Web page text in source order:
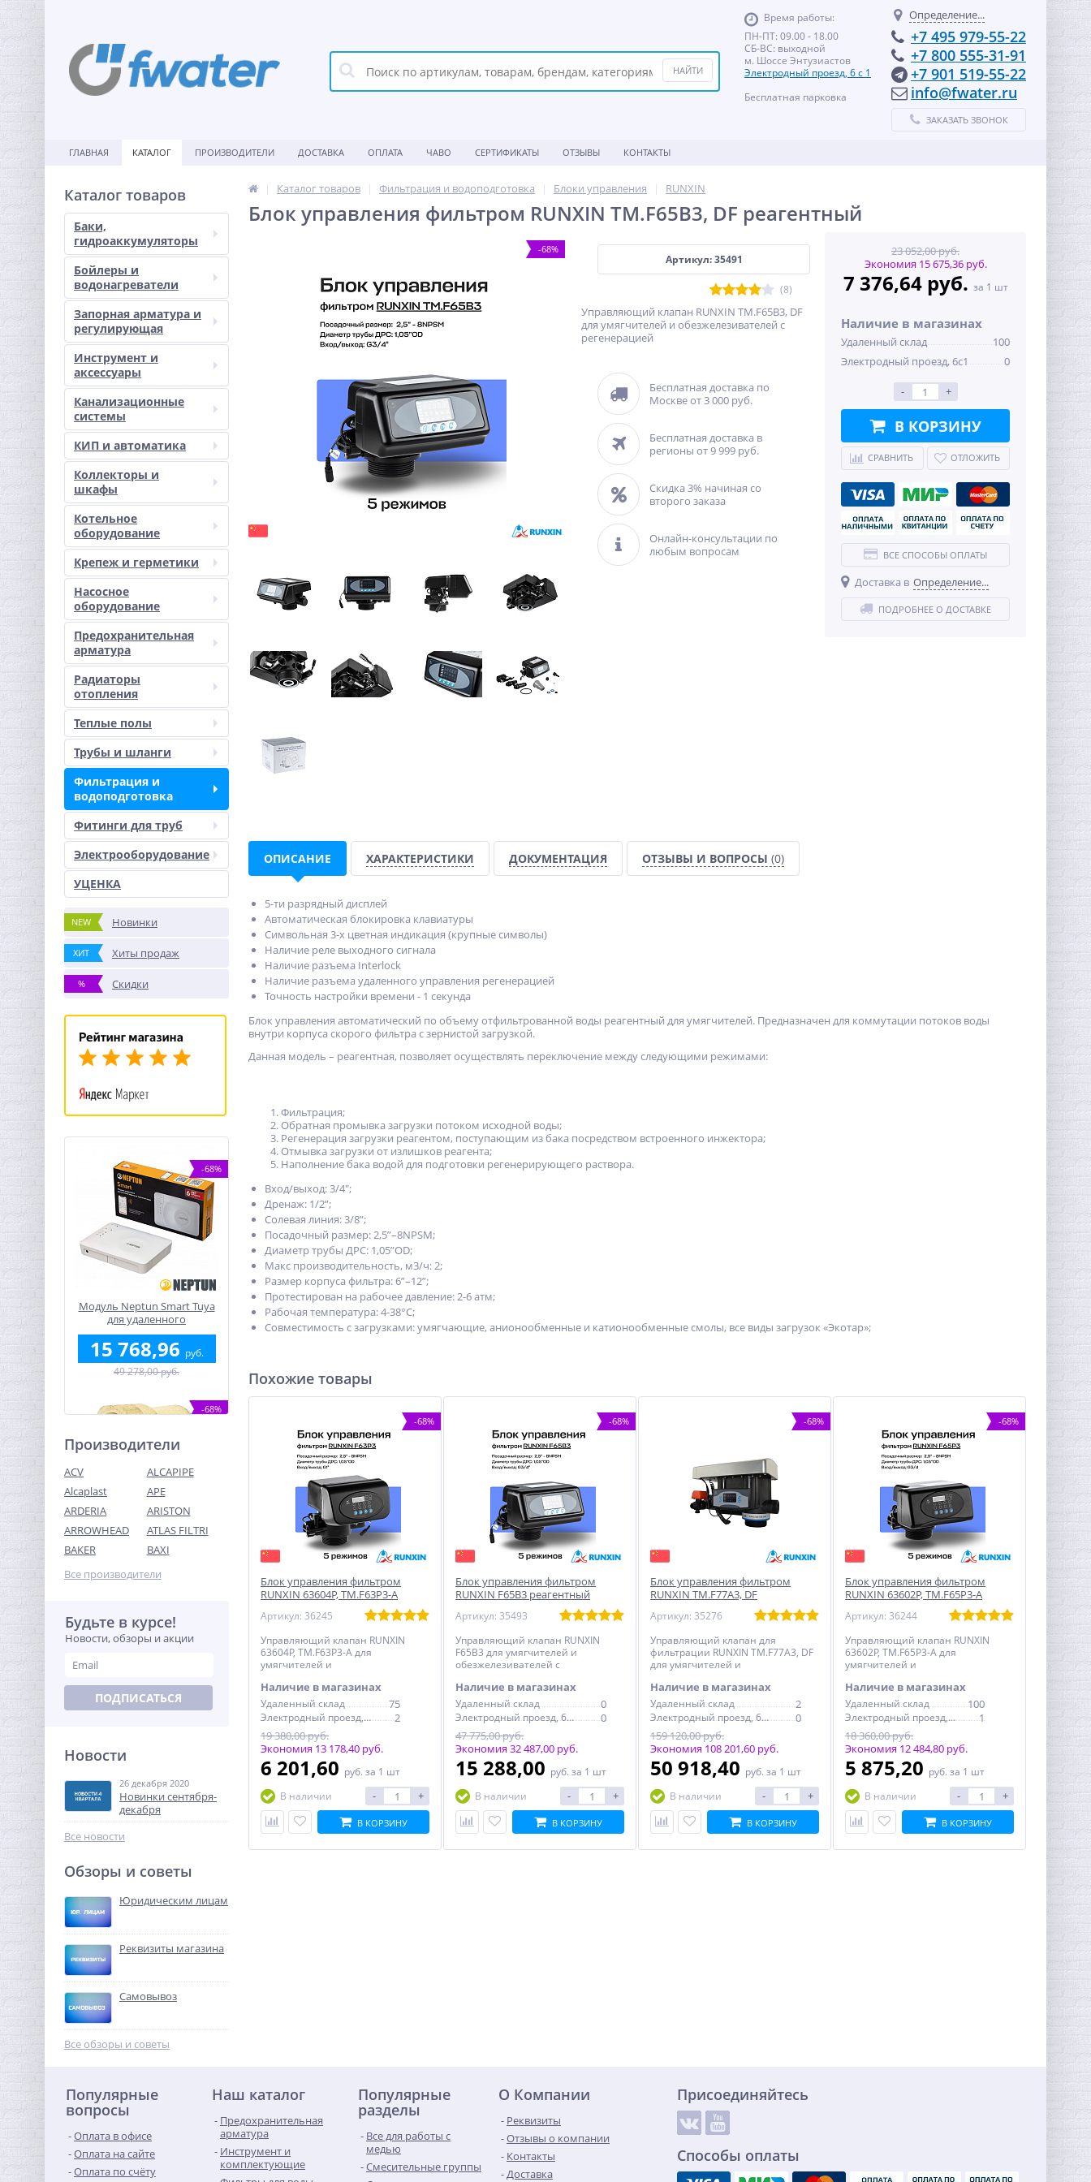
Время работы:
ПН-ПТ: 09.00 - 18.00
СБ-ВС: выходной
м. Шоссе Энтузиастов
Электродный проезд, 6 с 1
Бесплатная парковка
Определение...
+7 495 979-55-22
+7 800 555-31-91
+7 901 519-55-22
info@fwater.ru
ЗАКАЗАТЬ ЗВОНОК
ГЛАВНАЯ КАТАЛОГ ПРОИЗВОДИТЕЛИ ДОСТАВКА ОПЛАТА ЧАВО СЕРТИФИКАТЫ ОТЗЫВЫ КОНТАКТЫ
Каталог товаров
Баки,
гидроаккумуляторы
Бойлеры и
водонагреватели
Запорная арматура и
регулирующая
Инструмент и
аксессуары
Канализационные
системы
КИП и автоматика
Коллекторы и
шкафы
Котельное
оборудование
Крепеж и герметики
Насосное
оборудование
Предохранительная
арматура
Радиаторы
отопления
Теплые полы
Трубы и шланги
Фильтрация и
водоподготовка
Фитинги для труб
Электрооборудование
УЦЕНКА
NEW Новинки
ХИТ Хиты продаж
% Скидки
-68%
Модуль Neptun Smart Tuya
для удаленного
управления
15 768,96 руб.
49 278,00 руб.
-68%
Муфта редукция 1"1/4 x
3/4" (ВР) латунь UNI-FITT
440,32
Модуль расширения
Neptun Smart счетчики
воды
1 094,08
Система контроля
протечек Neptun Profi 3/4"
24 900,00 руб.
-68%
Производители
ACV
ALCAPIPE
Alcaplast
APE
ARDERIA
ARISTON
ARROWHEAD
ATLAS FILTRI
BAKER
BAXI
Все производители
Будьте в курсе!
Новости, обзоры и акции
ПОДПИСАТЬСЯ
Новости
26 декабря 2020
Новинки сентября-
декабря
Все новости
Обзоры и советы
Юридическим лицам
Реквизиты магазина
Самовывоз
Все обзоры и советы
Каталог товаров Фильтрация и водоподготовка Блоки управления RUNXIN
Блок управления фильтром RUNXIN TM.F65B3, DF реагентный
-68%
Артикул: 35491
(8)
Управляющий клапан RUNXIN TM.F65B3, DF
для умягчителей и обезжелезивателей с
регенерацией
Бесплатная доставка по
Москве от 3 000 руб.
Бесплатная доставка в
регионы от 9 999 руб.
Скидка 3% начиная со
второго заказа
Онлайн-консультации по
любым вопросам
23 052,00 руб.
Экономия 15 675,36 руб.
7 376,64 руб. за 1 шт
Наличие в магазинах
Удаленный склад
100
Электродный проезд, 6с1
0
- +
В КОРЗИНУ
СРАВНИТЬ ОТЛОЖИТЬ
ВСЕ СПОСОБЫ ОПЛАТЫ
Доставка в Определение...
ПОДРОБНЕЕ О ДОСТАВКЕ
ОПИСАНИЕ ХАРАКТЕРИСТИКИ ДОКУМЕНТАЦИЯ ОТЗЫВЫ И ВОПРОСЫ (0)
5-ти разрядный дисплей
Автоматическая блокировка клавиатуры
Символьная 3-х цветная индикация (крупные символы)
Наличие реле выходного сигнала
Наличие разъема Interlock
Наличие разъема удаленного управления регенерацией
Точность настройки времени - 1 секунда
Блок управления автоматический по объему отфильтрованной воды реагентный для умягчителей. Предназначен для коммутации потоков воды
внутри корпуса скорого фильтра с зернистой загрузкой.
Данная модель – реагентная, позволяет осуществлять переключение между следующими режимами:
Фильтрация;
Обратная промывка загрузки потоком исходной воды;
Регенерация загрузки реагентом, поступающим из бака посредством встроенного инжектора;
Отмывка загрузки от излишков реагента;
Наполнение бака водой для подготовки регенерирующего раствора.
Вход/выход: 3/4";
Дренаж: 1/2”;
Солевая линия: 3/8”;
Посадочный размер: 2,5”–8NPSM;
Диаметр трубы ДРС: 1,05”OD;
Макс производительность, м3/ч: 2;
Размер корпуса фильтра: 6”–12”;
Протестирован на рабочее давление: 2-6 атм;
Рабочая температура: 4-38°С;
Совместимость с загрузками: умягчающие, анионообменные и катионообменные смолы, все виды загрузок «Экотар»;
Похожие товары
-68%
Блок управления фильтром
RUNXIN 63604P, TM.F63P3-A
Артикул: 36245
Управляющий клапан RUNXIN
63604P, TM.F63P3-A для
умягчителей и
регенерацией
Наличие в магазинах
Удаленный склад 75
Электродный проезд, 6с1
2
19 380,00 руб.
Экономия 13 178,40 руб.
6 201,60 руб. за 1 шт
В наличии
- +
В КОРЗИНУ
-68%
Блок управления фильтром
RUNXIN F65B3 реагентный
Артикул: 35493
Управляющий клапан RUNXIN
F65B3 для умягчителей и
обезжелезивателей с
Наличие в магазинах
Удаленный склад 0
Электродный проезд, 6с1
0
47 775,00 руб.
Экономия 32 487,00 руб.
15 288,00 руб. за 1 шт
В наличии
- +
В КОРЗИНУ
-68%
Блок управления фильтром
RUNXIN ТМ.F77А3, DF
Артикул: 35276
Управляющий клапан для
фильтрации RUNXIN ТМ.F77А3, DF
для умягчителей и
регенерацией
Наличие в магазинах
Удаленный склад 2
Электродный проезд, 6с1
0
159 120,00 руб.
Экономия 108 201,60 руб.
50 918,40 руб. за 1 шт
В наличии
- +
В КОРЗИНУ
-68%
Блок управления фильтром
RUNXIN 63602P, TM.F65P3-A
Артикул: 36244
Управляющий клапан RUNXIN
63602P, TM.F65P3-A для
умягчителей и
регенерацией
Наличие в магазинах
Удаленный склад 100
Электродный проезд, 6с1
1
18 360,00 руб.
Экономия 12 484,80 руб.
5 875,20 руб. за 1 шт
В наличии
- +
В КОРЗИНУ
Популярные
вопросы
Оплата в офисе
Оплата на сайте
Оплата по счёту
Наш каталог
Предохранительная
арматура
Инструмент и
комплектующие
Популярные
разделы
Все для работы с
медью
Смесительные группы
О Компании
Реквизиты
Отзывы о компании
Контакты
Доставка
Присоединяйтесь
Способы оплаты